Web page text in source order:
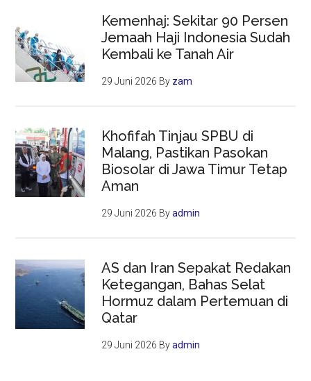
Kemenhaj: Sekitar 90 Persen
Jemaah Haji Indonesia Sudah
Kembali ke Tanah Air
29 Juni 2026 By zam
Khofifah Tinjau SPBU di
Malang, Pastikan Pasokan
Biosolar di Jawa Timur Tetap
Aman
29 Juni 2026 Byadmin
AS dan Iran Sepakat Redakan
Ketegangan, Bahas Selat
Hormuz dalam Pertemuan di
Qatar
29 Juni 2026 Byadmin